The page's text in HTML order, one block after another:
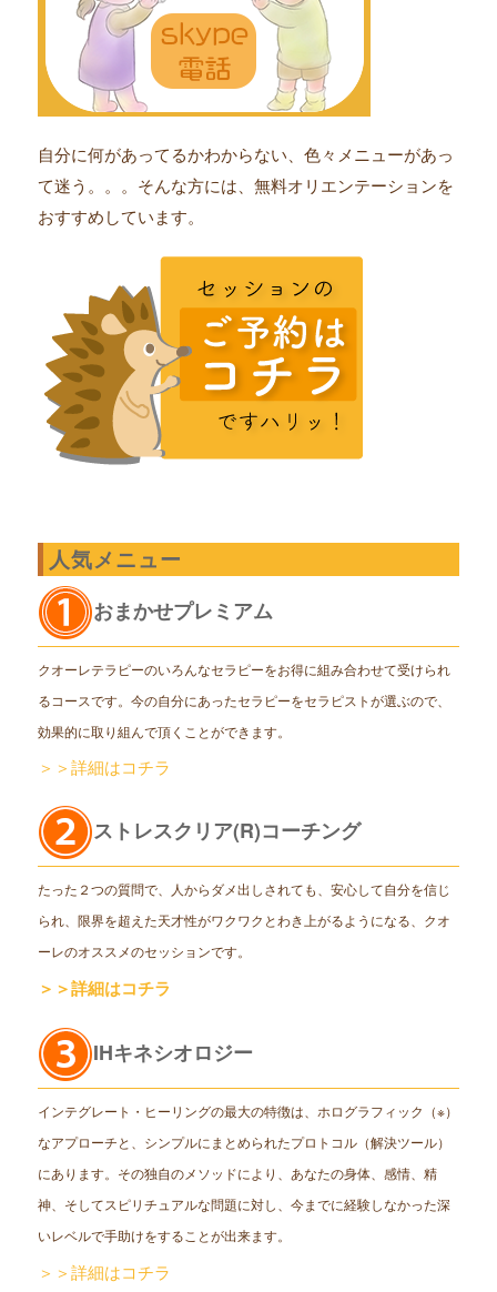
自分に何があってるかわからない、色々メニューがあっ
て迷う。。。そんな方には、無料オリエンテーションを
おすすめしています。
人気メニュー
おまかせプレミアム
クオーレテラピーのいろんなセラピーをお得に組み合わせて受けられ
るコースです。今の自分にあったセラピーをセラピストが選ぶので、
効果的に取り組んで頂くことができます。
＞＞詳細はコチラ
ストレスクリア(R)コーチング
たった２つの質問で、人からダメ出しされても、安心して自分を信じ
られ、限界を超えた天才性がワクワクとわき上がるようになる、クオ
ーレのオススメのセッションです。
＞＞詳細はコチラ
IHキネシオロジー
インテグレート・ヒーリングの最大の特徴は、ホログラフィック（※）
なアプローチと、シンプルにまとめられたプロトコル（解決ツール）
にあります。その独自のメソッドにより、あなたの身体、感情、精
神、そしてスピリチュアルな問題に対し、今までに経験しなかった深
いレベルで手助けをすることが出来ます。
＞＞詳細はコチラ